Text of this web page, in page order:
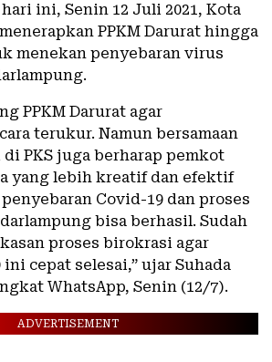
ini, Senin 12 Juli 2021, Kota
PPKM Darurat hingga
menekan penyebaran virus
PPKM Darurat agar
terukur. Namun bersamaan
PKS juga berharap pemkot
yang lebih kreatif dan efektif
Covid-19 dan proses
bisa berhasil. Sudah
proses birokrasi agar
cepat selesai,” ujar Suhada
WhatsApp, Senin (12/7).
ADVERTISEMENT